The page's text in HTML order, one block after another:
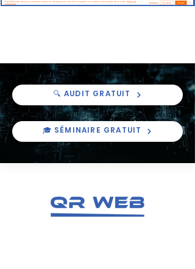
Fadak
🔍 AUDIT GRATUIT
🎓 SÉMINAIRE GRATUIT